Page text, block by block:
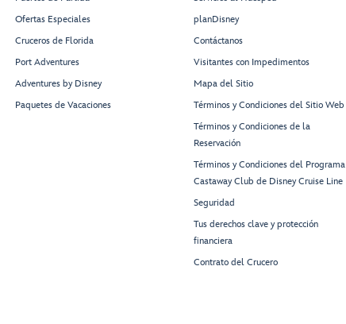
Mansion
Skipper Society
Royal
Regalia
Untold
Ofertas Especiales
Cruceros de Florida
Port Adventures
Adventures by Disney
Paquetes de Vacaciones
planDisney
Contáctanos
Visitantes con Impedimentos
Mapa del Sitio
Términos y Condiciones del Sitio Web
Términos y Condiciones de la
Reservación
Términos y Condiciones del Programa
Castaway Club de Disney Cruise Line
Seguridad
Tus derechos clave y protección
financiera
Contrato del Crucero